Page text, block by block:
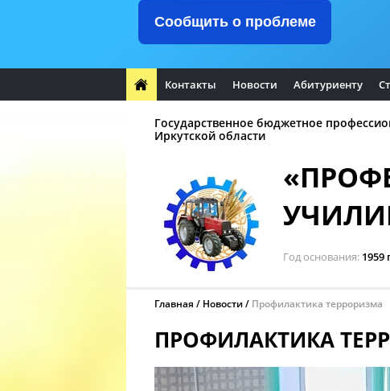
Сообщить о проблеме
Контакты Новости Абитуриенту
Государственное бюджетное
Иркутской области
Год основания 1959
Главная Новости Профилактика терроризма
ПРОФИЛАКТИКА